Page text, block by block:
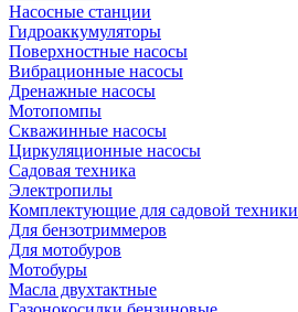
Насосные станции
Гидроаккумуляторы
Поверхностные насосы
Вибрационные насосы
Дренажные насосы
Мотопомпы
Скважинные насосы
Циркуляционные насосы
Садовая техника
Электропилы
Комплектующие для садовой техники
Для бензотриммеров
Для мотобуров
Мотобуры
Масла двухтактные